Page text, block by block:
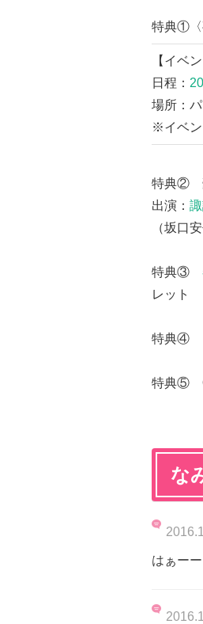
特典①〈
【イベ
日程：
場所：
※イベン
特典②
出演：
（坂口
特典③
レット
特典④
特典⑤
な
はぁー